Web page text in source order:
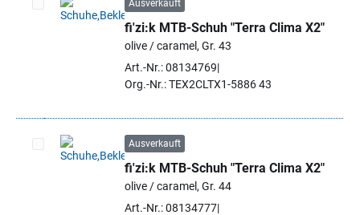
Artikel auswählen
Ausverkauft
fi'zi:k MTB-Schuh "Terra Clima X2"
olive / caramel, Gr. 43
Art.-Nr.: 08134769
Org.-Nr.: TEX2CLTX1-5886 43
Artikel auswählen
Ausverkauft
fi'zi:k MTB-Schuh "Terra Clima X2"
olive / caramel, Gr. 44
Art.-Nr.: 08134777